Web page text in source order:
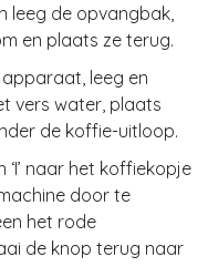
leeg de opvangbak,
en plaats ze terug.
leeg en
vers water, plaats
de koffie-uitloop.
naar het koffiekopje
door te
het rode
de knop terug naar